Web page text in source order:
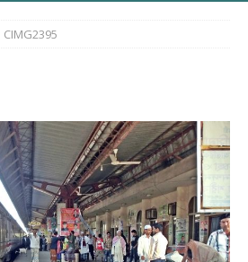
CIMG2395